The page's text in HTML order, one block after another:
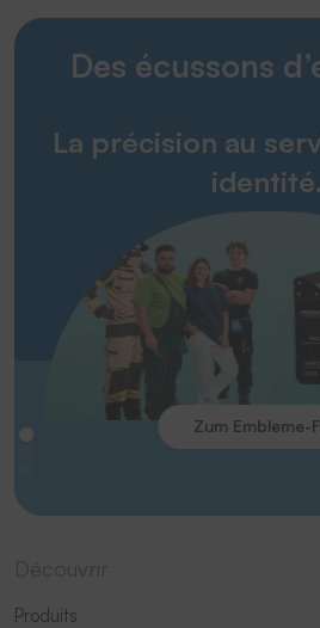
Des écussons
La précision au
identité.
Zum Embleme-
Produits